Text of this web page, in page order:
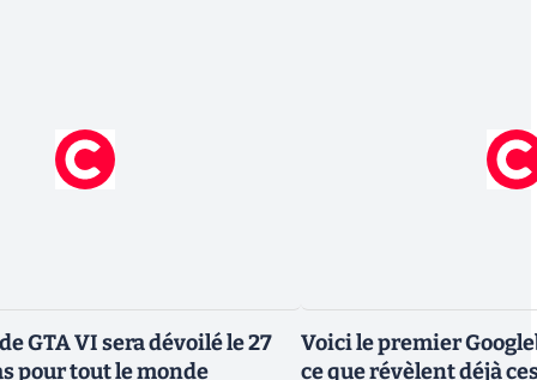
GTA VI sera dévoilé le 27
pour tout le monde
Voici le premier
ce que révèlent déjà